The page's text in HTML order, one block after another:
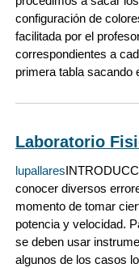
configuración de
facilitada por el
correspondientes a
primera tabla sacando
Laboratorio
lupallares
conocer diversos
momento de tomar
potencia y velocidad.
se deben usar
algunos de los casos